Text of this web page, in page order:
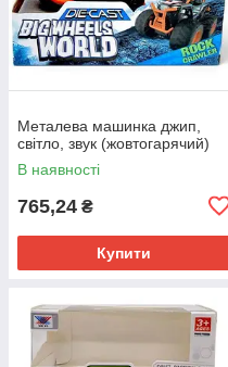
Металева машинка джип,
світло, звук (жовтогарячий)
В наявності
765,24 ₴
Купити